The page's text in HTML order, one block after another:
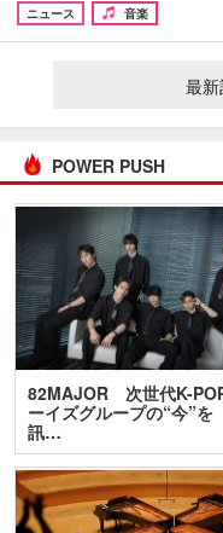
ニュース
音楽
最
POWER PUSH
82MAJOR 次世代K-
ーイズグループの“今”を
訊…